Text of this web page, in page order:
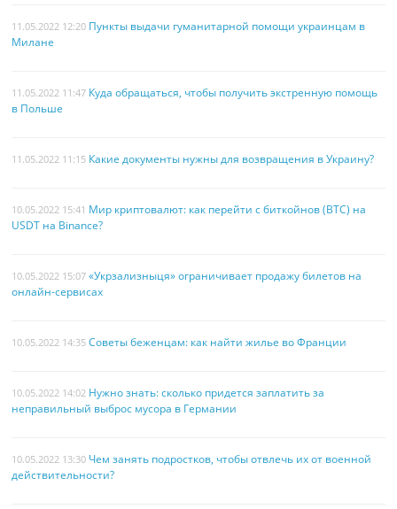
11.05.2022 12:20 Пункты выдачи гуманитарной помощи украинцам в
Милане
11.05.2022 11:47 Куда обращаться, чтобы получить экстренную помощь
в Польше
11.05.2022 11:15 Какие документы нужны для возвращения в Украину?
10.05.2022 15:41 Мир криптовалют: как перейти с биткойнов (BTC) на
USDT на Binance?
10.05.2022 15:07 «Укрзализныця» ограничивает продажу билетов на
онлайн-сервисах
10.05.2022 14:35 Советы беженцам: как найти жилье во Франции
10.05.2022 14:02 Нужно знать: сколько придется заплатить за
неправильный выброс мусора в Германии
10.05.2022 13:30 Чем занять подростков, чтобы отвлечь их от военной
действительности?